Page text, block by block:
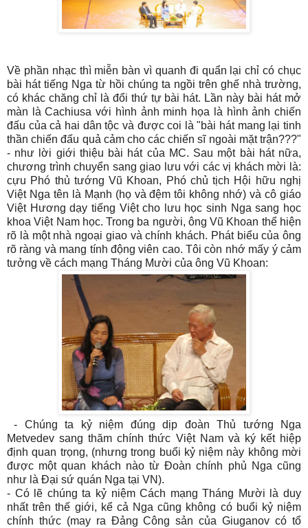
Về phần nhạc thì miễn bàn vì quanh đi quẩn lại chỉ có chục
bài hát tiếng Nga từ hồi chúng ta ngồi trên ghế nhà trường,
có khác chăng chỉ là đổi thứ tự bài hát. Lần này bài hát mở
màn là Cachiusa với hình ảnh minh họa là hình ảnh chiến
đấu của cả hai dân tộc và được coi là "bài hát mang lại tinh
thần chiến đấu quả cảm cho các chiến sĩ ngoài mặt trận???"
- như lời giới thiệu bài hát của MC. Sau một bài hát nữa,
chương trình chuyển sang giao lưu với các vị khách mời là:
cựu Phó thủ tướng Vũ Khoan, Phó chủ tịch Hội hữu nghị
Việt Nga tên là Mạnh (họ và đệm tôi không nhớ) và cô giáo
Việt Hương dạy tiếng Việt cho lưu học sinh Nga sang học
khoa Việt Nam học. Trong ba người, ông Vũ Khoan thể hiện
rõ là một nhà ngoại giao và chính khách. Phát biểu của ông
rõ ràng và mang tính động viên cao. Tôi còn nhớ mấy ý cảm
tưởng về cách mạng Tháng Mười của ông Vũ Khoan:
- Chúng ta kỷ niệm đúng dịp đoàn Thủ tướng Nga
Metvedev sang thăm chính thức Việt Nam và ký kết hiệp
định quan trọng, (nhưng trong buổi kỷ niệm này không mời
được một quan khách nào từ Đoàn chính phủ Nga cũng
như là Đại sứ quán Nga tại VN).
- Có lẽ chúng ta kỷ niệm Cách mạng Tháng Mười là duy
nhất trên thế giới, kể cả Nga cũng không có buổi kỷ niệm
chính thức (may ra Đảng Công sản của Giuganov có tổ